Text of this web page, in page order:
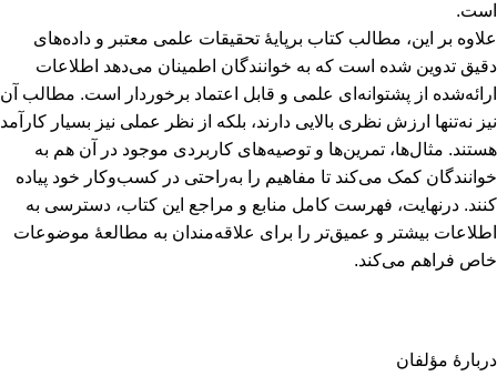
است.
علاوه بر این، مطالب کتاب برپایۀ تحقیقات علمی معتبر و داده‌های
دقیق تدوین شده است که به خوانندگان اطمینان می‌دهد اطلاعات
ارائه‌شده از پشتوانه‌ای علمی و قابل اعتماد برخوردار است. مطالب آن
نیز نه‌تنها ارزش نظری بالایی دارند، بلکه از نظر عملی نیز بسیار کارآمد
هستند. مثال‌ها، تمرین‌ها و توصیه‌های کاربردی موجود در آن هم به
خوانندگان کمک می‌کند تا مفاهیم را به‌راحتی در کسب‌وکار خود پیاده
کنند. درنهایت، فهرست کامل منابع و مراجع این کتاب، دسترسی به
اطلاعات بیشتر و عمیق‌تر را برای علاقه‌مندان به مطالعۀ موضوعات
خاص فراهم می‌کند.
دربارهٔ مؤلفان